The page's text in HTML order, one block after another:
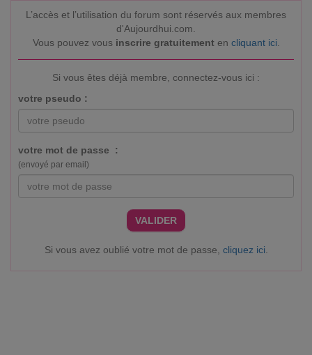
L’accès et l’utilisation du forum sont réservés aux membres
d'Aujourdhui.com.
Vous pouvez vous inscrire gratuitementen cliquant ici
Si vous êtes déjà membre, connectez-vous ici :
votre pseudo :
votre mot de passe :
(envoyé par email)
VALIDER
Si vous avez oublié votre mot de passe, cliquez ici